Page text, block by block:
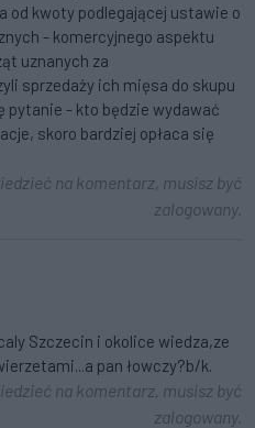
od kwoty podlegającej ustawie o
- komercyjnego aspektu
uznanych za
sprzedaży ich mięsa do skupu
pytanie - kto będzie wydawać
skoro bardziej opłaca się
na komentarz, musisz być
zalogowany.
Szczecin i okolice wiedza,ze
pan łowczy?b/k.
na komentarz, musisz być
zalogowany.